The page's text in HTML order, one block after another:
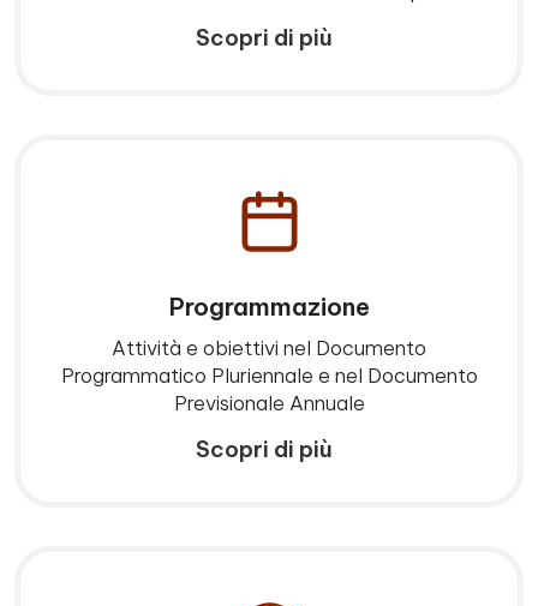
Scopri di più
Programmazione
Attività e obiettivi nel Documento
Programmatico Pluriennale e nel Documento
Previsionale Annuale
Scopri di più